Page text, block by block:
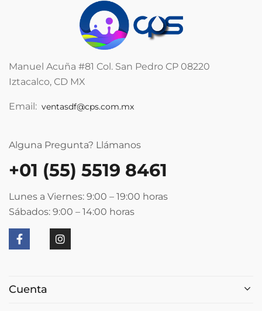
Manuel Acuña #81 Col. San Pedro CP 08220
Iztacalco, CD MX
Email: ventasdf@cps.com.mx
Alguna Pregunta? Llámanos
+01 (55) 5519 8461
Lunes a Viernes: 9:00 – 19:00 horas
Sábados: 9:00 – 14:00 horas
Cuenta